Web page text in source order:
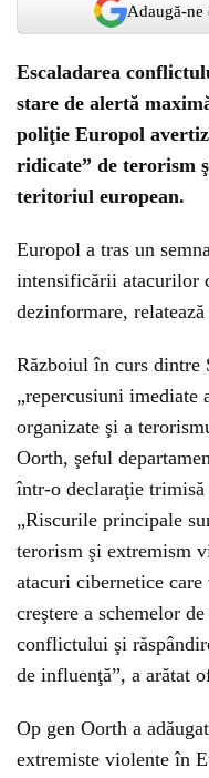
Adaugă-ne
Escaladarea
stare de alertă
poliţie Europol
ridicate” de terorism
teritoriul european.
Europol a tras un
intensificării atacurilor
dezinformare,
Războiul în curs dintre
„repercusiuni
organizate şi a
Oorth, şeful
într-o declaraţie
„Riscurile principale
terorism şi extremism
atacuri cibernetice
creştere a schemelor
conflictului şi
de influenţă”, a arătat
Op gen Oorth a
extremiste violente în